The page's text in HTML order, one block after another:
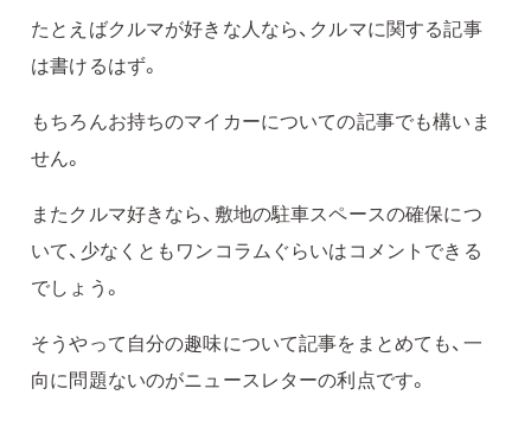
たとえばクルマが好きな人なら、クルマに関する記事
は書けるはず。
もちろんお持ちのマイカーについての記事でも構いま
せん。
またクルマ好きなら、敷地の駐車スペースの確保につ
いて、少なくともワンコラムぐらいはコメントできる
でしょう。
そうやって自分の趣味について記事をまとめても、一
向に問題ないのがニュースレターの利点です。